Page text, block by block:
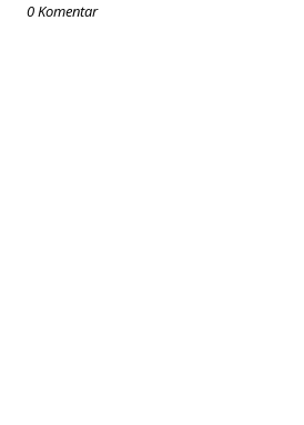
0 Komentar